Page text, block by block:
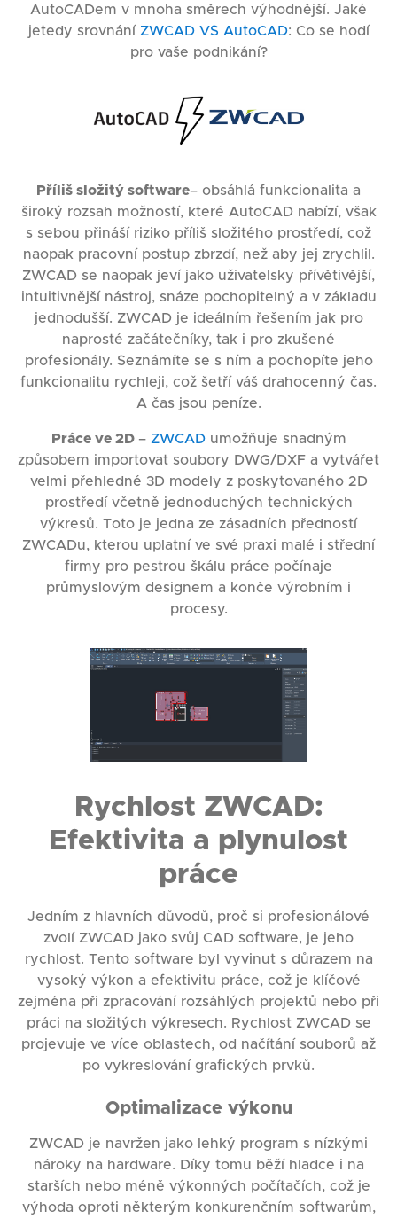
AutoCADem v mnoha směrech výhodnější. Jaké
jetedy srovnáníZWCAD VS AutoCAD: Co se hodí
pro vaše podnikání?
Příliš složitý software– obsáhlá funkcionalita a
široký rozsah možností, které AutoCAD nabízí, však
s sebou přináší riziko příliš složitého prostředí, což
naopak pracovní postup zbrzdí, než aby jej zrychlil.
ZWCAD se naopak jeví jako uživatelsky přívětivější,
intuitivnější nástroj, snáze pochopitelný a v základu
jednodušší. ZWCAD je ideálním řešením jak pro
naprosté začátečníky, tak i pro zkušené
profesionály. Seznámíte se s ním a pochopíte jeho
funkcionalitu rychleji, což šetří váš drahocenný čas.
A čas jsou peníze.
Práce ve 2D – ZWCAD umožňuje snadným
způsobem importovat soubory DWG/DXF a vytvářet
velmi přehledné 3D modely z poskytovaného 2D
prostředí včetně jednoduchých technických
výkresů. Toto je jedna ze zásadních předností
ZWCADu, kterou uplatní ve své praxi malé i střední
firmy pro pestrou škálu práce počínaje
průmyslovým designem a konče výrobním i
procesy.
Rychlost ZWCAD:
Efektivita a plynulost
práce
Jedním z hlavních důvodů, proč si profesionálové
zvolí ZWCAD jako svůj CAD software, je jeho
rychlost. Tento software byl vyvinut s důrazem na
vysoký výkon a efektivitu práce, což je klíčové
zejména při zpracování rozsáhlých projektů nebo při
práci na složitých výkresech. Rychlost ZWCAD se
projevuje ve více oblastech, od načítání souborů až
po vykreslování grafických prvků.
Optimalizace výkonu
ZWCAD je navržen jako lehký program s nízkými
nároky na hardware. Díky tomu běží hladce i na
starších nebo méně výkonných počítačích, což je
výhoda oproti některým konkurenčním softwarům,